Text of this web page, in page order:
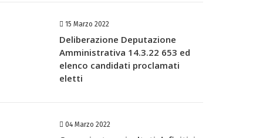
15 Marzo 2022
Deliberazione Deputazione
Amministrativa 14.3.22 653 ed
elenco candidati proclamati
eletti
04 Marzo 2022